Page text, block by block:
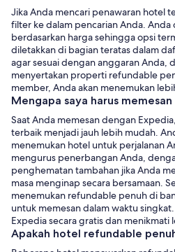
Jika Anda mencari penawaran hotel
filter ke dalam pencarian Anda.
berdasarkan harga sehingga opsi
diletakkan di bagian teratas dalam
agar sesuai dengan anggaran Anda,
menyertakan properti refundable
member, Anda akan menemukan
Mengapa saya harus
Saat Anda memesan dengan
terbaik menjadi jauh lebih mudah.
menemukan hotel untuk perjalanan
mengurus penerbangan Anda,
penghematan tambahan jika Anda
masa menginap secara bersamaan.
menemukan refundable penuh di
untuk memesan dalam waktu
Expedia secara gratis dan menikmati
Apakah hotel refundable